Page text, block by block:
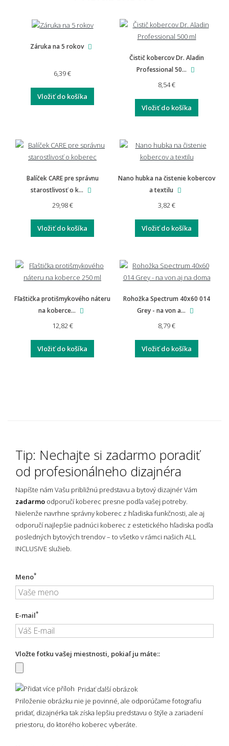
Záruka na 5 rokov
6,39 €
Vložiť do košíka
Čistič kobercov Dr. Aladin
Professional 50...
8,54 €
Vložiť do košíka
Balíček CARE pre správnu
starostlivosť o k...
29,98 €
Vložiť do košíka
Nano hubka na čistenie kobercov
a textilu
3,82 €
Vložiť do košíka
Fľaštička protišmykového náteru
na koberce...
12,82 €
Vložiť do košíka
Rohožka Spectrum 40x60 014
Grey - na von a...
8,79 €
Vložiť do košíka
Tip: Nechajte si zadarmo poradiť
od profesionálneho dizajnéra
Napíšte nám Vašu približnú predstavu a bytový dizajnér Vám
zadarmo odporučí koberec presne podľa vašej potreby.
Nielenže navrhne správny koberec z hľadiska funkčnosti, ale aj
odporučí najlepšie padnúci koberec z estetického hľadiska podľa
posledných bytových trendov – to všetko v rámci našich ALL
INCLUSIVE služieb.
Meno*
E-mail*
Vložte fotku vašej miestnosti, pokiaľ ju máte::
Pridať ďalší obrázok
Priloženie obrázku nie je povinné, ale odporúčame fotografiu
pridať, dizajnérka tak získa lepšiu predstavu o štýle a zariadení
priestoru, do ktorého koberec vyberáte.